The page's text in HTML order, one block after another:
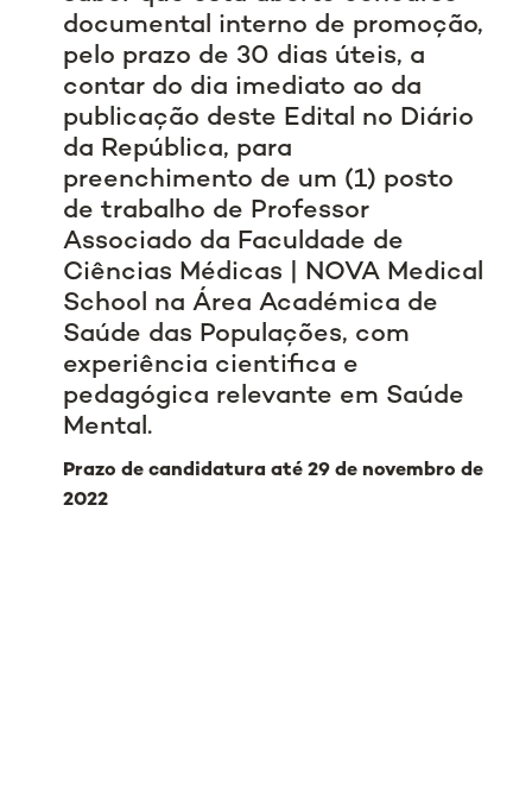
documental interno de promoção,
pelo prazo de 30 dias úteis, a
contar do dia imediato ao da
publicação deste Edital no Diário
da República, para
preenchimento de um (1) posto
de trabalho de Professor
Associado da Faculdade de
Ciências Médicas | NOVA Medical
School na Área Académica de
Saúde das Populações, com
experiência cientifica e
pedagógica relevante em Saúde
Mental.
Prazo de candidatura até 29 de novembro de
2022